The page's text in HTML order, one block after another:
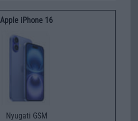
Apple iPhone 16
Nyugati GSM